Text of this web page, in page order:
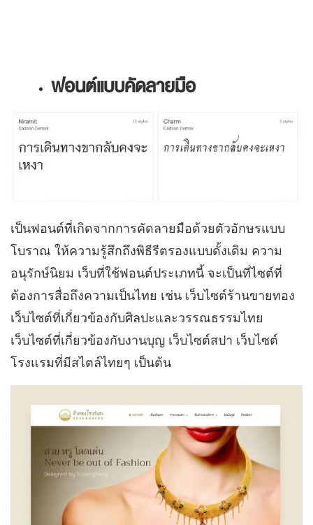
ฟอนต์แบบคัดลายมือ
เป็นฟอนต์ที่เกิดจากการคัดลายมือด้วยตัวอักษรแบบ
โบราณ ให้ความรู้สึกถึงพิธีรีตรองแบบดั้งเดิม ความ
อนุรักษ์นิยม เว็บที่ใช้ฟอนต์ประเภทนี้ จะเป็นที่ไซต์ที่
ต้องการสื่อถึงความเป็นไทย เช่น เว็บไซต์ร้านขายทอง
เว็บไซต์ที่เกี่ยวข้องกับศิลปะและวรรณธรรมไทย
เว็บไซต์ที่เกี่ยวข้องกับงานบุญ เว็บไซต์สปา เว็บไซต์
โรงแรมที่มีสไตล์ไทยๆ เป็นต้น